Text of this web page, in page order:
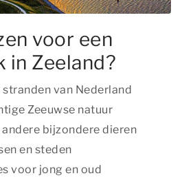
voor een
in Zeeland?
van Nederland
Zeeuwse natuur
bijzondere dieren
en steden
voor jong en oud